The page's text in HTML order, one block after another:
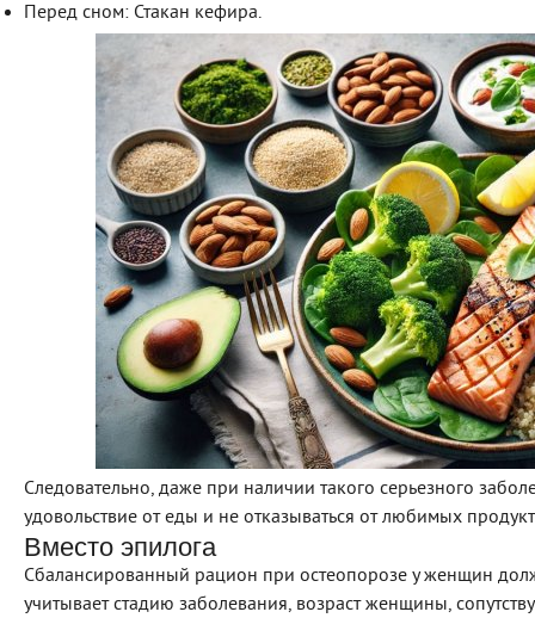
Перед сном: Стакан кефира.
Следовательно, даже при наличии такого серьезного
удовольствие от еды и не отказываться от любимых
Вместо эпилога
Сбалансированный рацион при остеопорозе у женщин
учитывает стадию заболевания, возраст женщины,